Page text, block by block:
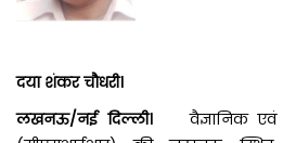
दया शंकर चौधरी।
लखनऊ/नई दिल्ली।
वैज्ञानिक एवं